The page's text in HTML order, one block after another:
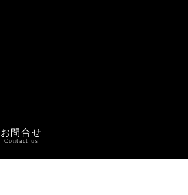
お問合せ
Contact us